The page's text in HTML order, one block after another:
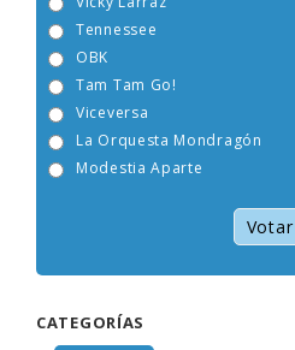
Vicky Larraz
La Orquesta Mondragón
Modestia Aparte
Votar